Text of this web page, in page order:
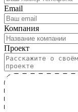
Email
Компания
Проект